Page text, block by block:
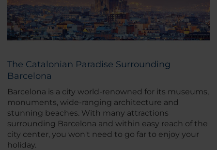
The Catalonian Paradise Surrounding
Barcelona
Barcelona is a city world-renowned for its museums,
monuments, wide-ranging architecture and
stunning beaches. With many attractions
surrounding Barcelona and within easy reach of the
city center, you won't need to go far to enjoy your
holiday.